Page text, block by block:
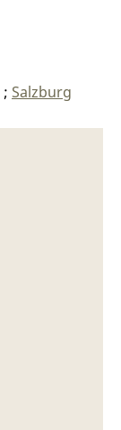
; Salzburg